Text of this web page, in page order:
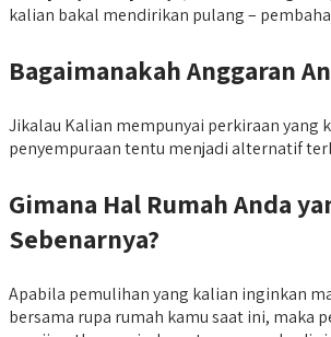
kalian bakal mendirikan pulang –
Bagaimanakah Anggaran
Jikalau Kalian mempunyai perkiraan yang
penyempuraan tentu menjadi alternatif
Gimana Hal Rumah Anda
Sebenarnya?
Apabila pemulihan yang kalian inginkan
bersama rupa rumah kamu saat ini, maka